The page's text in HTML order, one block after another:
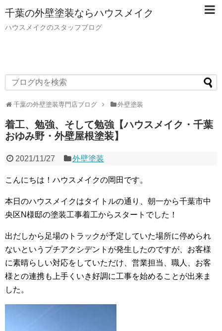
千葉の外壁塗装ならハウスメイク
ハウスメイクのスタッフブログ
千葉の外壁塗装専門店ブログ 外壁塗装
着工、勉強、そして勉強【ハウスメイク・千葉
おゆみ野・外壁屋根塗装】
2021/11/27 外壁塗装
こんにちは！ハウスメイクの岡田です。
本日のハウスメイクはタイトルの通り、朝一から千葉市中
央区N様邸の塗装工事着工からスタートでした！
出だしから足場のトラックが予定していた場所に停められ
ないというプチアクシデントが発生したのですが、お客様
に素晴らしい対応をしていただけ、営業担当、職人、お客
様との連携も上手くいき好調に工事を始めることが出来ま
した。